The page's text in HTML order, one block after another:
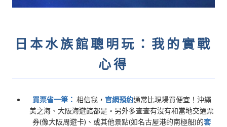
日本水族館聰明玩：我的實戰
心得
買票省一筆： 相信我， 官網預約通常比現場買便宜！沖繩
美之海、大阪海遊館都是。另外多查查有沒有和當地交通票
券(像大阪周遊卡)、或其他景點(如名古屋港的南極船)的套